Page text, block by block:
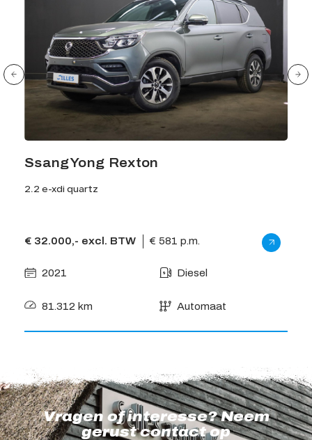
SsangYong Rexton
2.2 e-xdi quartz
€ 32.000,- excl. BTW € 581 p.m.
2021 Diesel
81.312 km Automaat
Vragen of interesse? Neem
gerust contact op